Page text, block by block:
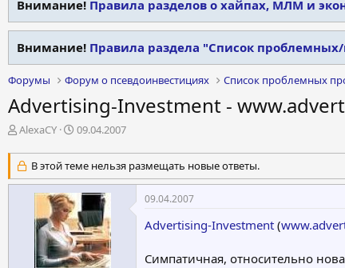
Внимание! Правила разделов о хайпах, МЛМ и
Внимание! Правила раздела "Список
Форумы Форум о псевдоинвестициях Список проблемных
Advertising-Investment -
А
т
о
р
AlexaCY
Д
т
а
н
а
ч
а
л
а
09.04.2007
В этой теме нельзя размещать новые ответы.
09.04.2007
Advertising-Investment (
Симпатичная, относительно